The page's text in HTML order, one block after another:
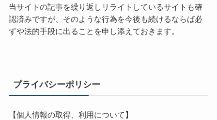
当サイトの記事を繰り返しリライトしているサイトも確
認済みですが、そのような行為を今後も続けるならば必
ずや法的手段に出ることを申し添えておきます。
プライバシーポリシー
【個人情報の取得、利用について】